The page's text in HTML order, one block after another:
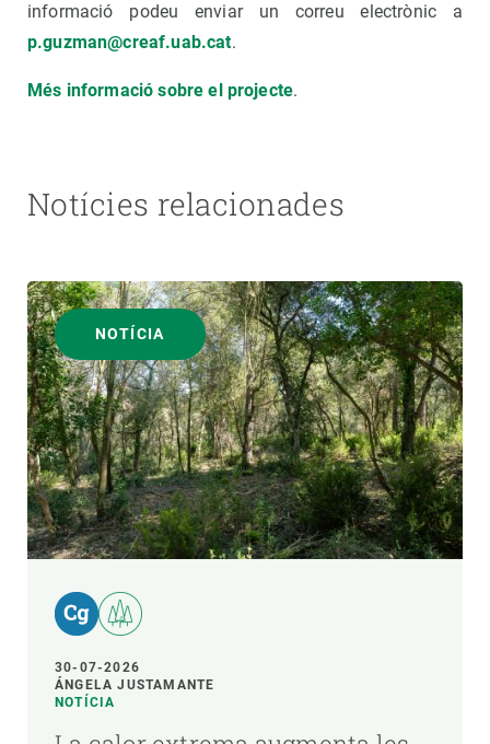
informació podeu enviar un correu electrònic a
p.guzman@creaf.uab.cat.
Més informació sobre el projecte.
Notícies relacionades
NOTÍCIA
30-07-2026
ÁNGELA JUSTAMANTE
NOTÍCIA